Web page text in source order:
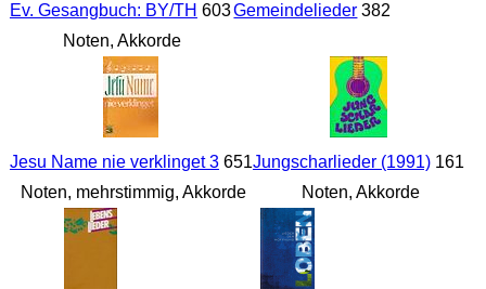
Ev. Gesangbuch: BY/TH 603
Noten, Akkorde
Gemeindelieder 382
Jesu Name nie verklinget 3651
Noten, mehrstimmig, Akkorde
Jungscharlieder (1991)161
Noten, Akkorde